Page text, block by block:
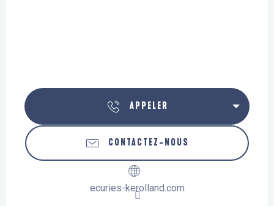
APPELER
CONTACTEZ-NOUS
ecuries-kerolland.com